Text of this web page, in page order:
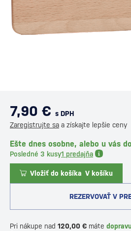
7,90 € s DPH
Zaregistrujte sa a získajte lepšie ceny
Ešte dnes osobne, alebo u vás
Posledné 3 kusy1 predajňa
Vložiť do košíka V košíku
REZERVOVAŤ V
Pri nákupe nad 120,00 € máte